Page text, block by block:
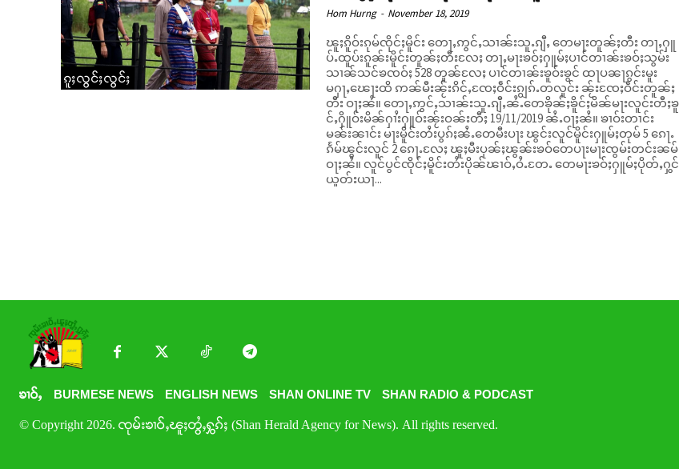
ၵူႈလွင်ႈလွင်ႈ
Hom Hurng - November 18, 2019
ၽူႈၵိူဝ်းၵုမ်ၸိုင်ႈမိူင်း တေႃႇဢွင်ႇသၢၼ်းသူႉၵျီႇ တေမႃးတူၼ်ႈတီး တႃႇႁူ
ပ်ႉထူပ်းၵူၼ်းမိူင်းတူၼ်ႈတီးလႄႈ တႃႇမႃးၶဝ်ႈႁူမ်ႈပၢင်တၢၼ်းၶဝ်ႈသွမ်း
သၢၼ်သင်ၶၸဝ်ႈ 528 တူၼ်လႄႈ ပၢင်တၢၼ်းၶူဝ်းၶွင် ထႃပၼႃၵွင်းမူး
မႁႃႇၽေႃးထိ ဢၼ်မီးၼႂ်းၵိင်ႇၸႄႈဝဵင်းၵျွၵ်ႉတလူင်း ၼႂ်းၸႄႈဝဵင်းတူၼ်ႈ
တီး ဝႃႈၼႆ။ တေႃႇဢွင်ႇသၢၼ်းသူႉၵျီႇၼႆႉတေၶိုၼ်ႈၶိူင်ႈမိၼ်မႃးလူင်းတီႈၶူ
င်ႇႁိူဝ်းမိၼ်ႁၢႆးႁူဝ်းၼႂ်းဝၼ်းတီႈ 19/11/2019 ၼႆႉဝႃႈၼႆ။ ၶၢဝ်းတၢင်း
မၼ်းၼၢင်း မႃးမိူင်းတႆးပွၵ်ႈၼႆႉတေမီးပႃး ၽွင်းလူင်မိူင်းႁူမ်ႈတုမ် 5 ၵေႃႉ
ၵႅမ်ၽွင်းလူင် 2 ၵေႃႉလႄႈ ၽူႈမီးပုၼ်ႈၽွၼ်းၶဝ်တေပႃးမႃးၸွမ်းတင်းၼမ်
ဝႃႈၼႆ။ လူင်ပွင်ၸိုင်ႈမိူင်းတႆးပိုၼ်ၽၢဝ်ႇဝႆႉတႄႉ တေမႃးၶဝ်ႈႁူမ်ႈပိုတ်ႇႁွင်ႈ
ယူတ်းယႃ...
ၶၢဝ်ႇ BURMESE NEWS ENGLISH NEWS SHAN ONLINE TV SHAN RADIO & PODCAST
© Copyright 2026. ၸုမ်းၶၢဝ်ႇၽူႈတွႆႇႁွၵ်ႈ (Shan Herald Agency for News). All rights reserved.